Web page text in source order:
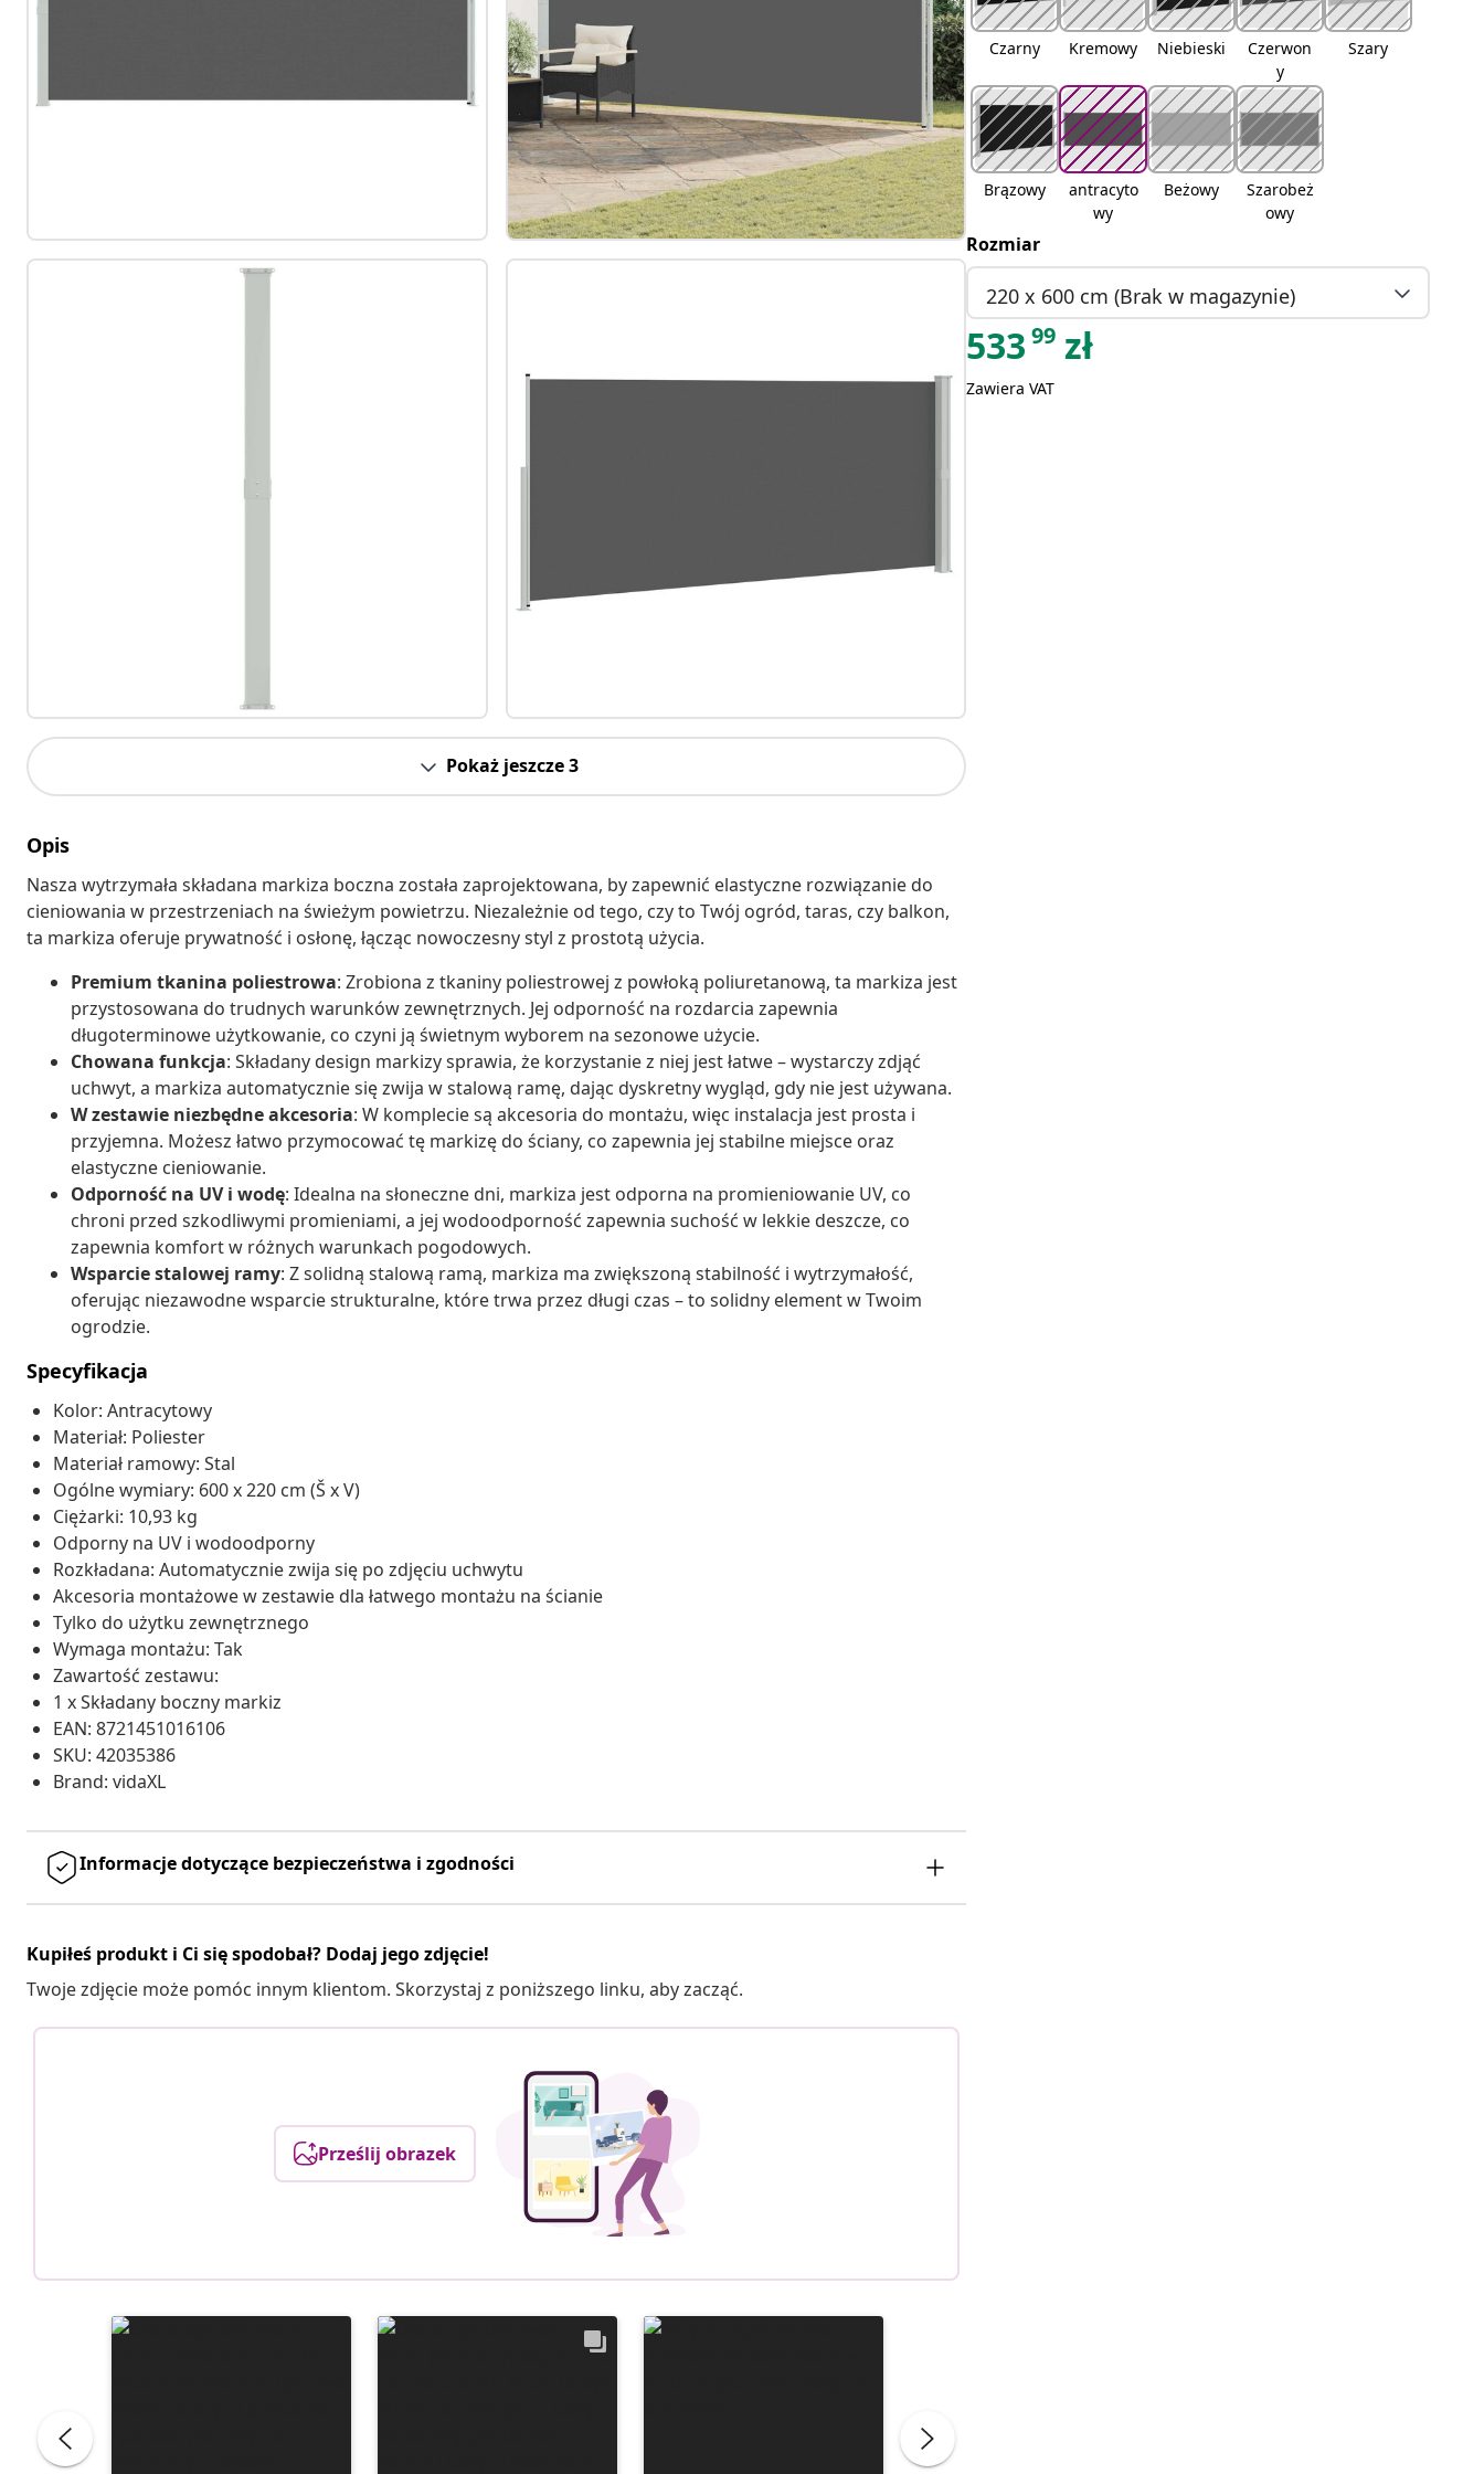
Pokaż jeszcze 3
Opis
Nasza wytrzymała składana markiza boczna została zaprojektowana, by zapewnić elastyczne rozwiązanie do
cieniowania w przestrzeniach na świeżym powietrzu. Niezależnie od tego, czy to Twój ogród, taras, czy balkon,
ta markiza oferuje prywatność i osłonę, łącząc nowoczesny styl z prostotą użycia.
Premium tkanina poliestrowa: Zrobiona z tkaniny poliestrowej z powłoką poliuretanową, ta markiza jest
przystosowana do trudnych warunków zewnętrznych. Jej odporność na rozdarcia zapewnia
długoterminowe użytkowanie, co czyni ją świetnym wyborem na sezonowe użycie.
Chowana funkcja: Składany design markizy sprawia, że korzystanie z niej jest łatwe – wystarczy zdjąć
uchwyt, a markiza automatycznie się zwija w stalową ramę, dając dyskretny wygląd, gdy nie jest używana.
W zestawie niezbędne akcesoria: W komplecie są akcesoria do montażu, więc instalacja jest prosta i
przyjemna. Możesz łatwo przymocować tę markizę do ściany, co zapewnia jej stabilne miejsce oraz
elastyczne cieniowanie.
Odporność na UV i wodę: Idealna na słoneczne dni, markiza jest odporna na promieniowanie UV, co
chroni przed szkodliwymi promieniami, a jej wodoodporność zapewnia suchość w lekkie deszcze, co
zapewnia komfort w różnych warunkach pogodowych.
Wsparcie stalowej ramy: Z solidną stalową ramą, markiza ma zwiększoną stabilność i wytrzymałość,
oferując niezawodne wsparcie strukturalne, które trwa przez długi czas – to solidny element w Twoim
ogrodzie.
Specyfikacja
Kolor: Antracytowy
Materiał: Poliester
Materiał ramowy: Stal
Ogólne wymiary: 600 x 220 cm (Š x V)
Ciężarki: 10,93 kg
Odporny na UV i wodoodporny
Rozkładana: Automatycznie zwija się po zdjęciu uchwytu
Akcesoria montażowe w zestawie dla łatwego montażu na ścianie
Tylko do użytku zewnętrznego
Wymaga montażu: Tak
Zawartość zestawu:
1 x Składany boczny markiz
EAN: 8721451016106
SKU: 42035386
Brand: vidaXL
Informacje dotyczące bezpieczeństwa i zgodności
Kupiłeś produkt i Ci się spodobał? Dodaj jego zdjęcie!
Twoje zdjęcie może pomóc innym klientom. Skorzystaj z poniższego linku, aby zacząć.
Prześlij obrazek
Czarny Kremowy Niebieski
Czerwon
y
Szary
Brązowy
antracyto
wy
Beżowy
Szarobeż
owy
Rozmiar
220 x 600 cm (Brak w magazynie)
533 99 zł
Zawiera VAT